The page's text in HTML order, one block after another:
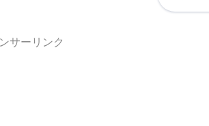
サーリンク